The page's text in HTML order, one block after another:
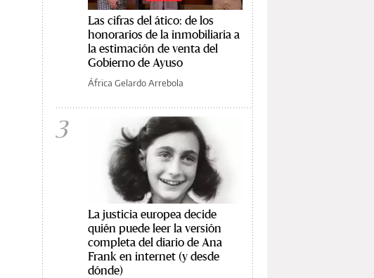
Las cifras del ático: de los
honorarios de la inmobiliaria a
la estimación de venta del
Gobierno de Ayuso
África Gelardo Arrebola
3
La justicia europea decide
quién puede leer la versión
completa del diario de Ana
Frank en internet (y desde
dónde)